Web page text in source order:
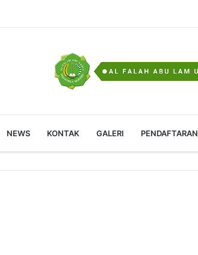
NEWS KONTAK GALERI PENDAFTARAN